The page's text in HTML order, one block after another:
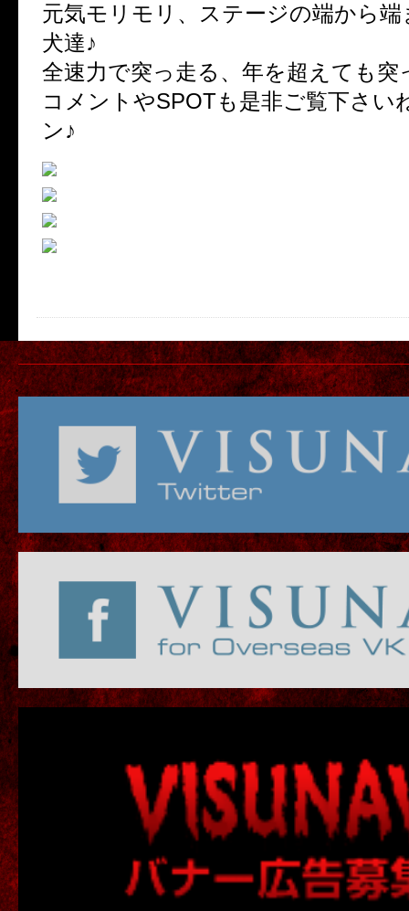
元気モリモリ、ステージの端から
犬達♪
全速力で突っ走る、年を超えても突
コメントやSPOTも是非ご覧下さい
ン♪